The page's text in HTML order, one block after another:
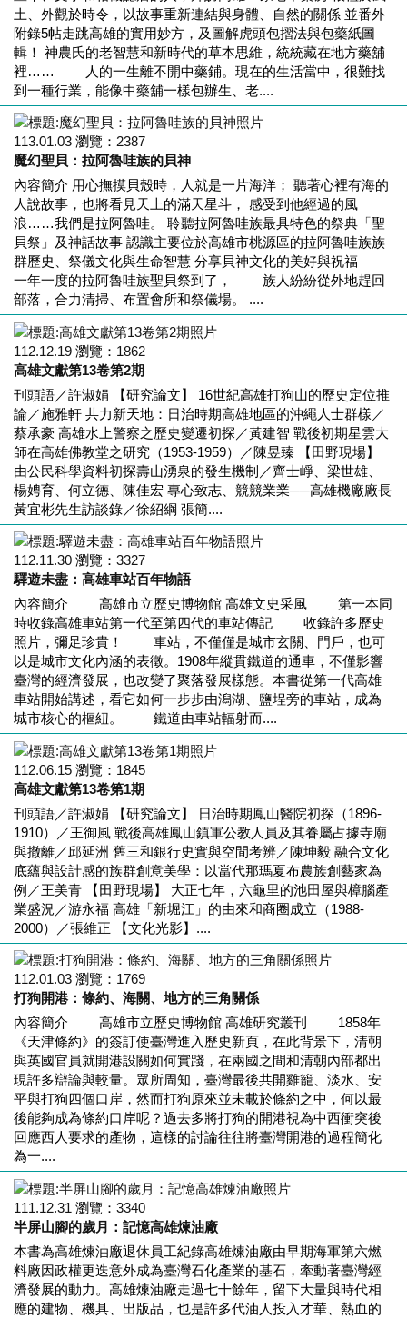
土、外觀於時令，以故事重新連結與身體、自然的關係 並番外
附錄5帖走跳高雄的實用妙方，及圖解虎頭包摺法與包藥紙圖
輯！ 神農氏的老智慧和新時代的草本思維，統統藏在地方藥舖
裡…… 人的一生離不開中藥鋪。現在的生活當中，很難找
到一種行業，能像中藥舖一樣包辦生、老....
113.01.03 瀏覽： 2387
魔幻聖貝：拉阿魯哇族的貝神
內容簡介 用心撫摸貝殼時，人就是一片海洋； 聽著心裡有海的
人說故事，也將看見天上的滿天星斗， 感受到他經過的風
浪……我們是拉阿魯哇。 聆聽拉阿魯哇族最具特色的祭典「聖
貝祭」及神話故事 認識主要位於高雄市桃源區的拉阿魯哇族族
群歷史、祭儀文化與生命智慧 分享貝神文化的美好與祝福
一年一度的拉阿魯哇族聖貝祭到了， 族人紛紛從外地趕回
部落，合力清掃、布置會所和祭儀場。 ....
112.12.19 瀏覽： 1862
高雄文獻第13卷第2期
刊頭語／許淑娟 【研究論文】 16世紀高雄打狗山的歷史定位推
論／施雅軒 共力新天地：日治時期高雄地區的沖繩人士群樣／
蔡承豪 高雄水上警察之歷史變遷初探／黃建智 戰後初期星雲大
師在高雄佛教堂之研究（1953-1959）／陳昱臻 【田野現場】
由公民科學資料初探壽山湧泉的發生機制／齊士崢、梁世雄、
楊娉育、何立德、陳佳宏 專心致志、競競業業──高雄機廠廠長
黃宜彬先生訪談錄／徐紹綱 張簡....
112.11.30 瀏覽： 3327
驛遊未盡：高雄車站百年物語
內容簡介 高雄市立歷史博物館 高雄文史采風 第一本同
時收錄高雄車站第一代至第四代的車站傳記 收錄許多歷史
照片，彌足珍貴！ 車站，不僅僅是城市玄關、門戶，也可
以是城市文化內涵的表徵。1908年縱貫鐵道的通車，不僅影響
臺灣的經濟發展，也改變了聚落發展樣態。本書從第一代高雄
車站開始講述，看它如何一步步由潟湖、鹽埕旁的車站，成為
城市核心的樞紐。 鐵道由車站輻射而....
112.06.15 瀏覽： 1845
高雄文獻第13卷第1期
刊頭語／許淑娟 【研究論文】 日治時期鳳山醫院初探（1896-
1910）／王御風 戰後高雄鳳山鎮軍公教人員及其眷屬占據寺廟
與撤離／邱延洲 舊三和銀行史實與空間考辨／陳坤毅 融合文化
底蘊與設計感的族群創意美學：以當代那瑪夏布農族創藝家為
例／王美青 【田野現場】 大正七年，六龜里的池田屋與樟腦產
業盛況／游永福 高雄「新堀江」的由來和商圈成立（1988-
2000）／張維正 【文化光影】....
112.01.03 瀏覽： 1769
打狗開港：條約、海關、地方的三角關係
內容簡介 高雄市立歷史博物館 高雄研究叢刊 1858年
《天津條約》的簽訂使臺灣進入歷史新頁，在此背景下，清朝
與英國官員就開港設關如何實踐，在兩國之間和清朝內部都出
現許多辯論與較量。眾所周知，臺灣最後共開雞籠、淡水、安
平與打狗四個口岸，然而打狗原來並未載於條約之中，何以最
後能夠成為條約口岸呢？過去多將打狗的開港視為中西衝突後
回應西人要求的產物，這樣的討論往往將臺灣開港的過程簡化
為一....
111.12.31 瀏覽： 3340
半屏山腳的歲月：記憶高雄煉油廠
本書為高雄煉油廠退休員工紀錄高雄煉油廠由早期海軍第六燃
料廠因政權更迭意外成為臺灣石化產業的基石，牽動著臺灣經
濟發展的動力。高雄煉油廠走過七十餘年，留下大量與時代相
應的建物、機具、出版品，也是許多代油人投入才華、熱血的